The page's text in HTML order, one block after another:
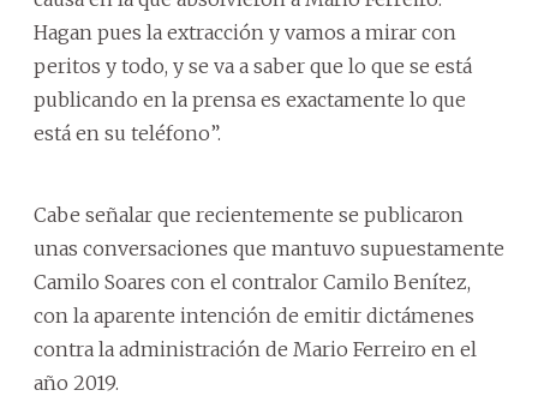
Hagan pues la extracción y vamos a mirar con
peritos y todo, y se va a saber que lo que se está
publicando en la prensa es exactamente lo que
está en su teléfono”.
Cabe señalar que recientemente se publicaron
unas conversaciones que mantuvo supuestamente
Camilo Soares con el contralor Camilo Benítez,
con la aparente intención de emitir dictámenes
contra la administración de Mario Ferreiro en el
año 2019.